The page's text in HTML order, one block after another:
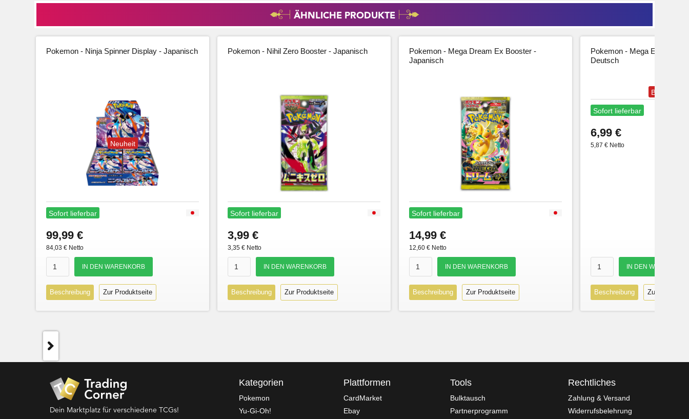
ÄHNLICHE PRODUKTE
Pokemon - Ninja Spinner Display - Japanisch
Neuheit
Sofort lieferbar
99,99 €
84,03 € Netto
Beschreibung Zur Produktseite
Pokemon - Nihil Zero Booster - Japanisch
Sofort lieferbar
3,99 €
3,35 € Netto
Beschreibung Zur Produktseite
Pokemon - Mega Dream Ex Booster -
Japanisch
Sofort lieferbar
14,99 €
12,60 € Netto
Beschreibung Zur Produktseite
Pokemon - Mega
Deutsch
Bestseller
Sofort lieferbar
6,99 €
5,87 € Netto
Beschreibung Zur
Dein Marktplatz für verschiedene TCGs!
Kategorien
Pokemon
Yu-Gi-Oh!
Plattformen
CardMarket
Ebay
Tools
Bulktausch
Partnerprogramm
Rechtliches
Zahlung & Versand
Widerrufsbelehrung